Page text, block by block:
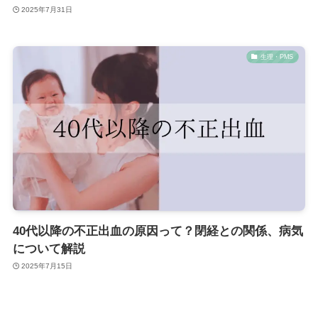
2025年7月31日
生理・PMS
40代以降の不正出血の原因って？閉経との関係、病気
について解説
2025年7月15日